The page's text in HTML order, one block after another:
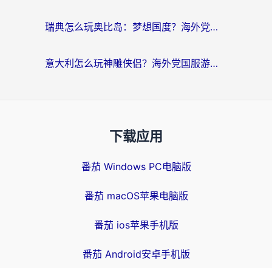
瑞典怎么玩奥比岛：梦想国度？海外党亲测有效的国服游戏加速全攻略
意大利怎么玩神雕侠侣？海外党国服游戏加速终极指南（附欧洲玩王者王国保卫战4不卡技巧）
下载应用
番茄 Windows PC电脑版
番茄 macOS苹果电脑版
番茄 ios苹果手机版
番茄 Android安卓手机版